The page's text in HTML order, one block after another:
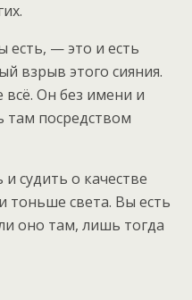
есть, — это и есть
взрыв этого сияния.
всё. Он без имени и
там посредством
судить о качестве
тоньше света. Вы есть
оно там, лишь тогда